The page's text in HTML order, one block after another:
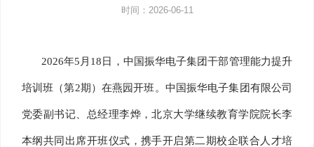
时间：2026-06-11
2026年5月18日，中国振华电子集团干部管理能力提升
培训班（第2期）在燕园开班。中国振华电子集团有限公司
党委副书记、总经理李烨，北京大学继续教育学院院长李
本纲共同出席开班仪式，携手开启第二期校企联合人才培